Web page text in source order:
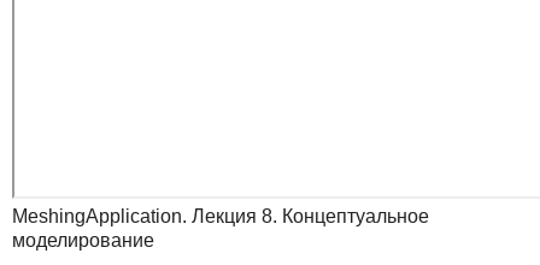
MeshingApplication. Лекция 8. Концептуальное
моделирование